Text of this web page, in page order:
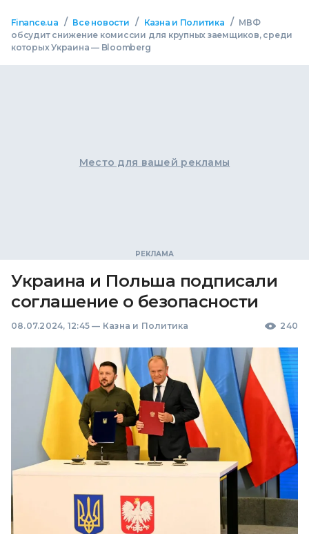
Finance.ua / Все новости / Казна и Политика / МВФ
обсудит снижение комиссии для крупных заемщиков, среди
которых Украина — Bloomberg
Место для вашей рекламы
Украина и Польша подписали
соглашение о безопасности
08.07.2024, 12:45 — Казна и Политика 240